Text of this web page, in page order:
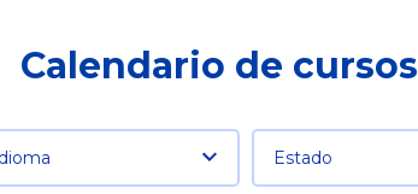
Calendario de cursos
Idioma Estado